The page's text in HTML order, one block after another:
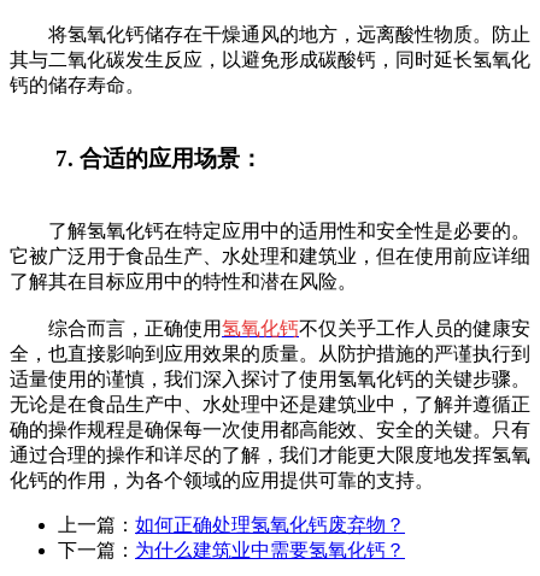
将氢氧化钙储存在干燥通风的地方，远离酸性物质。防止
其与二氧化碳发生反应，以避免形成碳酸钙，同时延长氢氧化
钙的储存寿命。
7. 合适的应用场景：
了解氢氧化钙在特定应用中的适用性和安全性是必要的。
它被广泛用于食品生产、水处理和建筑业，但在使用前应详细
了解其在目标应用中的特性和潜在风险。
综合而言，正确使用氢氧化钙不仅关乎工作人员的健康安
全，也直接影响到应用效果的质量。从防护措施的严谨执行到
适量使用的谨慎，我们深入探讨了使用氢氧化钙的关键步骤。
无论是在食品生产中、水处理中还是建筑业中，了解并遵循正
确的操作规程是确保每一次使用都高能效、安全的关键。只有
通过合理的操作和详尽的了解，我们才能更大限度地发挥氢氧
化钙的作用，为各个领域的应用提供可靠的支持。
上一篇： 如何正确处理氢氧化钙废弃物？
下一篇： 为什么建筑业中需要氢氧化钙？